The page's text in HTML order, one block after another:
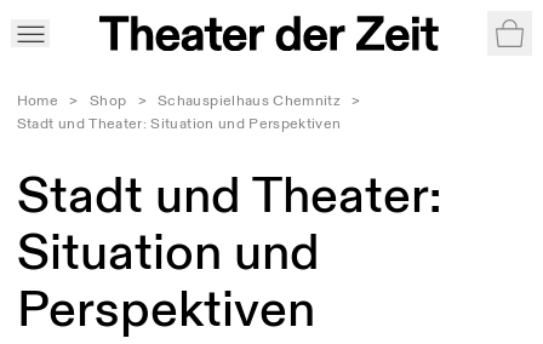
Home > Shop > Schauspielhaus Chemnitz
>
Stadt und Theater: Situation und Perspektiven
Stadt und Theater:
Situation und
Perspektiven